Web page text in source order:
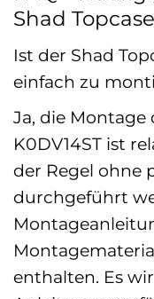
Shad
Ist der Shad
einfach zu
Ja, die Montage
K0DV14ST ist
der Regel ohne
durchgeführt
enthalten. Es